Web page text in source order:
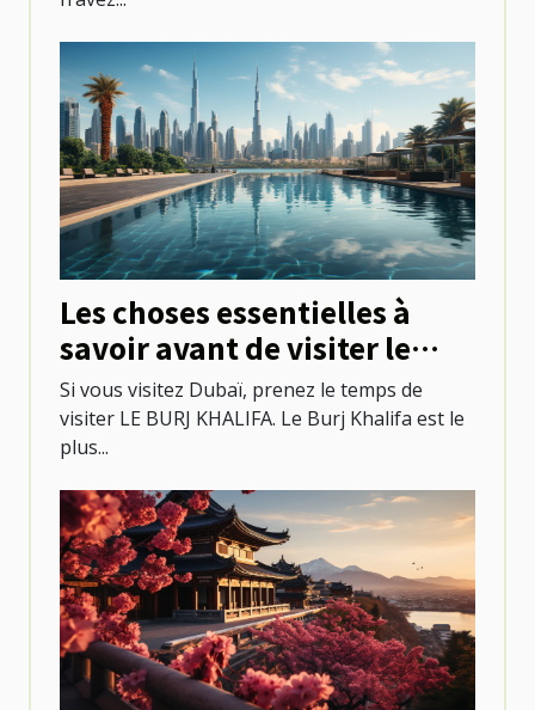
Les choses essentielles à
savoir avant de visiter le
Burj khalifa
Si vous visitez Dubaï, prenez le temps de
visiter LE BURJ KHALIFA. Le Burj Khalifa est le
plus...